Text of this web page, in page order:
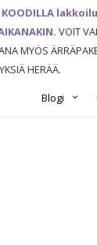
KOODILLA
VOIT
MYÖS
HERÄÄ.
Blogi